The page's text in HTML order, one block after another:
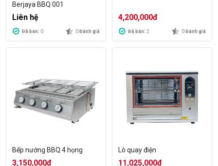
Berjaya BBQ 001
Liên hệ
Đã bán: 0 0Đánh giá
4,200,000đ
Đã bán: 2 0Đánh giá
Bếp nướng BBQ 4 họng
3,150,000đ
Lò quay điện
11,025,000đ